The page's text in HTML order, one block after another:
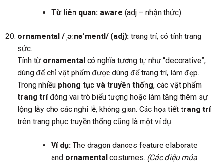
Từ liên quan: aware (adj – nhận thức).
ornamental /ˌɔːnəˈmentl/ (adj):trang trí, có tính trang
sức.
Tính từ ornamentalcó nghĩa tương tự như “decorative”,
dùng để chỉ vật phẩm được dùng để trang trí, làm đẹp.
Trong nhiều phong tục và truyền thống, các vật phẩm
trang tríđóng vai trò biểu tượng hoặc làm tăng thêm sự
lộng lẫy cho các nghi lễ, không gian. Các họa tiết trang trí
trên trang phục truyền thống cũng là một ví dụ.
Ví dụ:The dragon dances feature elaborate
and ornamentalcostumes. (Các điệu múa